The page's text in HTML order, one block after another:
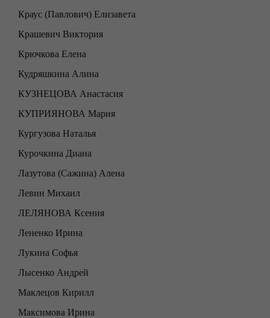
Краус (Павлович) Елизавета
Крашевич Виктория
Крючкова Елена
Кудряшкина Алина
КУЗНЕЦОВА Анастасия
КУПРИЯНОВА Мария
Кургузова Наталья
Курочкина Диана
Лазутова (Сажина) Алена
Левин Михаил
ЛЕЛЯНОВА Ксения
Лененко Ирина
Лукина Софья
Лысенко Андрей
Маклецов Кирилл
Максимова Ирина